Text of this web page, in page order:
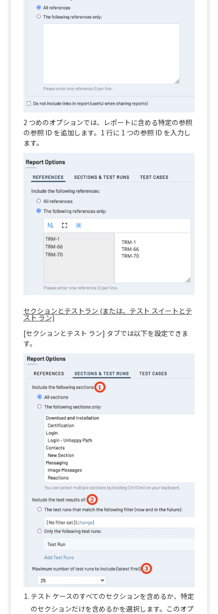
2 つめのオプションでは、レポートに含める特定の参照
の参照 ID を追加します。1 行に 1 つの参照 ID を入力し
ます。
セクションとテストラン (または、テスト スイートとテ
スト ラン)
[セクションとテスト ラン] タブでは以下を設定できま
す。
テスト ケースのすべてのセクションを含めるか、特定
のセクションだけを含めるかを選択します。このオプ